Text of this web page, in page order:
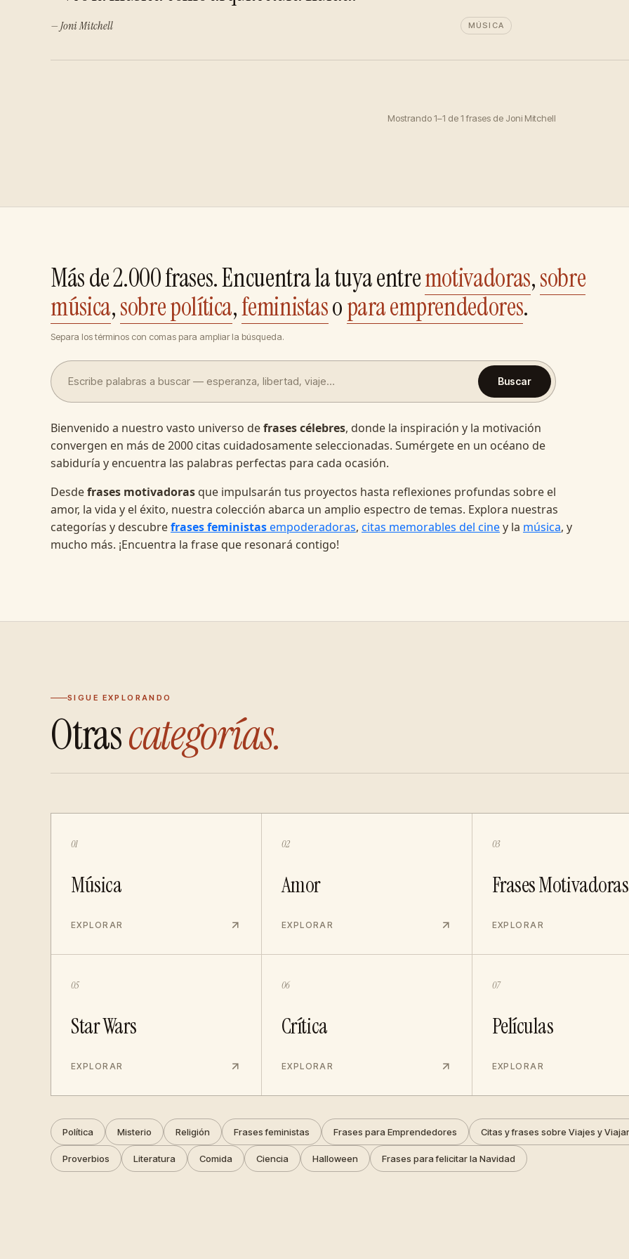
— Joni Mitchell MÚSICA
Mostrando 1–1 de 1 frases de Joni Mitchell
Más de 2.000 frases. Encuentra la tuya entremotivadoras,sobre
música,sobre política,feministasopara emprendedores.
Separa los términos con comas para ampliar la búsqueda.
Buscar
Bienvenido a nuestro vasto universo defrases célebres, donde la inspiración y la motivación
convergen en más de 2000 citas cuidadosamente seleccionadas. Sumérgete en un océano de
sabiduría y encuentra las palabras perfectas para cada ocasión.
Desdefrases motivadoras que impulsarán tus proyectos hasta reflexiones profundas sobre el
amor, la vida y el éxito, nuestra colección abarca un amplio espectro de temas. Explora nuestras
categorías y descubrefrases feministasempoderadoras, citas memorables del ciney la música, y
mucho más. ¡Encuentra la frase que resonará contigo!
SIGUE EXPLORANDO
Otrascategorías.
01
Música
EXPLORAR
02
Amor
EXPLORAR
03
Frases Motivadoras
EXPLORAR
05
Star Wars
EXPLORAR
06
Crítica
EXPLORAR
07
Películas
EXPLORAR
Política Misterio Religión Frases feministas Frases para Emprendedores Citas y frases sobre Viajes y Viajar
Proverbios Literatura Comida Ciencia Halloween Frases para felicitar la Navidad